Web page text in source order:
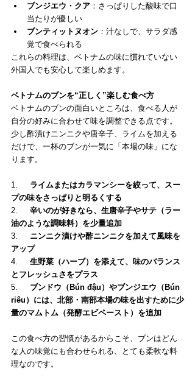
ブンジエウ・クア ：さっぱりした酸味で口
当たりが優しい
ブンティットヌオン ：汁なしで、サラダ感
覚で食べられる
これらの料理は、ベトナムの味に慣れていない
外国人でも安心して楽しめます。
ベトナムのブンを“正しく”楽しむ食べ方
ベトナムのブンの面白いところは、食べる人が
自分の好みに合わせて味を調整できる点です。
少し酢漬けニンニクや唐辛子、ライムを加える
だけで、一杯のブンが一気に「本場の味」にな
ります。
1. ライムまたはカラマンシーを絞って、スー
プの味をさっぱりと明るくする
2. 辛いのが好きなら、生唐辛子やサテ（ラー
油のような調味料）を少量追加
3. ニンニク漬けや酢ニンニクを加えて風味を
アップ
4. 生野菜（ハーブ）を添えて、味のバランス
とフレッシュさをプラス
5. ブンドウ（Bún đậu）やブンジエウ（Bún
riêu）には、北部・南部本場の味を出すために少
量のマムトム（発酵エビペースト）を追加
この食べ方の習慣があるからこそ、ブンはどん
な人の味覚にも合わせられる、とても柔軟な料
理なのです。